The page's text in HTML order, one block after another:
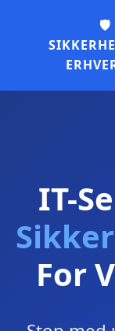
🛡️
IT-
For